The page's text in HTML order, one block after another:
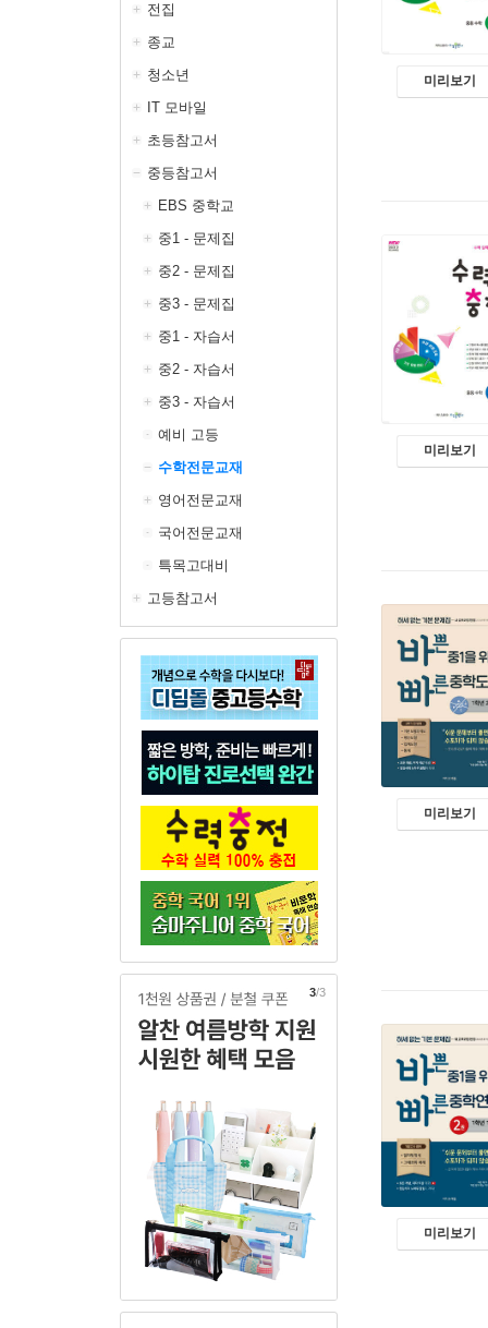
전집
종교
청소년
IT 모바일
초등참고서
중등참고서
EBS 중학교
중1 - 문제집
중2 - 문제집
중3 - 문제집
중1 - 자습서
중2 - 자습서
중3 - 자습서
예비 고등
수학전문교재
영어전문교재
국어전문교재
특목고대비
고등참고서
1/3
미리보기
미리보기
미리보기
미리보기